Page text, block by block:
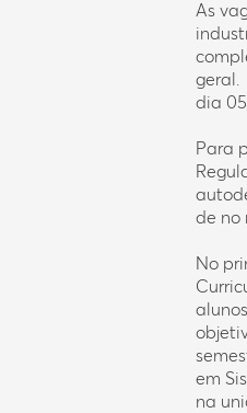
As
geral.
dia
Para
de no
No
em
na